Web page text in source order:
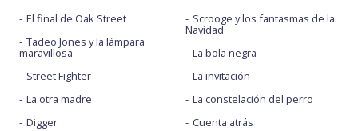
El final de Oak Street
Tadeo Jones y la lámpara
maravillosa
Street Fighter
La otra madre
Digger
Scrooge y los fantasmas de la
Navidad
La bola negra
La invitación
La constelación del perro
Cuenta atrás